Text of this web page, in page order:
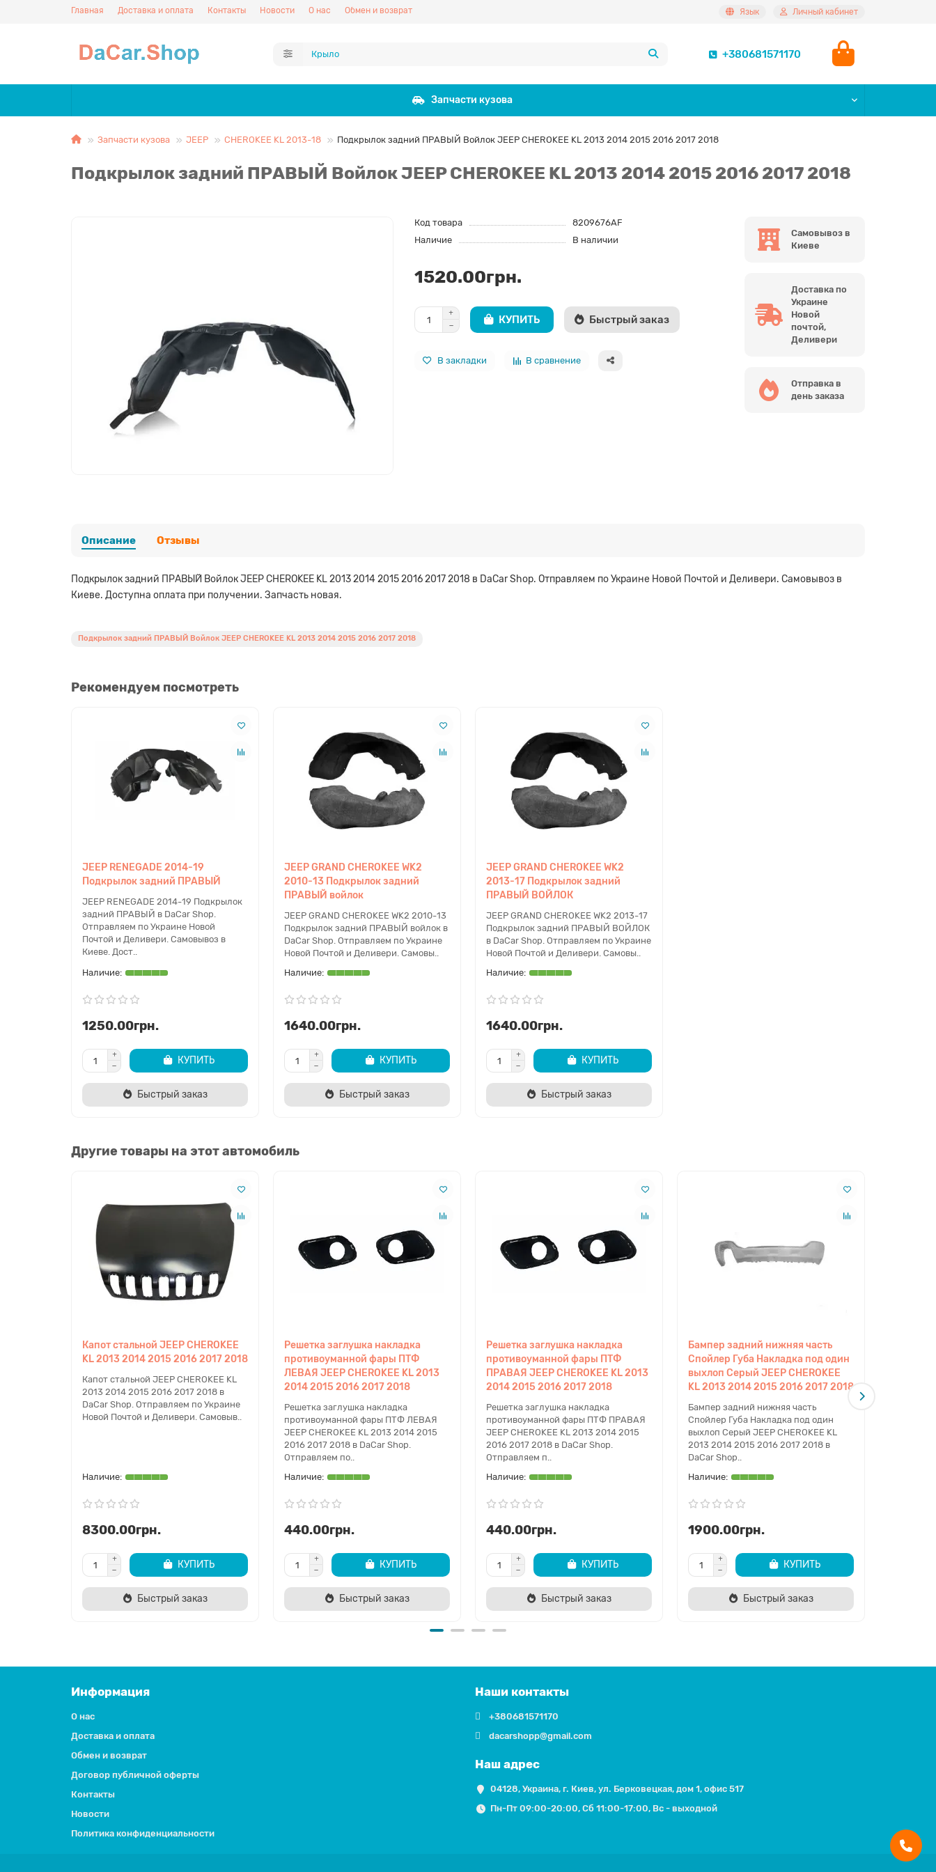
Главная Доставка и оплата Контакты Новости О нас Обмен и возврат Язык Личный кабинет
+380681571170
Запчасти кузова
Запчасти кузова JEEP CHEROKEE KL 2013-18 Подкрылок задний ПРАВЫЙ Войлок JEEP CHEROKEE KL 2013 2014 2015 2016 2017 2018
Подкрылок задний ПРАВЫЙ Войлок JEEP CHEROKEE KL 2013 2014 2015 2016 2017 2018
Код товара
8209676AF
Наличие
В наличии
1520.00грн.
КУПИТЬ Быстрый заказ
В закладки В сравнение
Самовывоз в
Киеве
Доставка по
Украине
Новой
почтой,
Деливери
Отправка в
день заказа
Описание Отзывы
Подкрылок задний ПРАВЫЙ Войлок JEEP CHEROKEE KL 2013 2014 2015 2016 2017 2018 в DaCar Shop. Отправляем по Украине Новой Почтой и Деливери. Самовывоз в
Киеве. Доступна оплата при получении. Запчасть новая.
Подкрылок задний ПРАВЫЙ Войлок JEEP CHEROKEE KL 2013 2014 2015 2016 2017 2018
Рекомендуем посмотреть
JEEP RENEGADE 2014-19
Подкрылок задний ПРАВЫЙ
JEEP RENEGADE 2014-19 Подкрылок
задний ПРАВЫЙ в DaCar Shop.
Отправляем по Украине Новой
Почтой и Деливери. Самовывоз в
Киеве. Дост..
1250.00грн.
КУПИТЬ
Быстрый заказ
JEEP GRAND CHEROKEE WK2
2010-13 Подкрылок задний
ПРАВЫЙ войлок
JEEP GRAND CHEROKEE WK2 2010-13
Подкрылок задний ПРАВЫЙ войлок в
DaCar Shop. Отправляем по Украине
Новой Почтой и Деливери. Самовы..
1640.00грн.
КУПИТЬ
Быстрый заказ
JEEP GRAND CHEROKEE WK2
2013-17 Подкрылок задний
ПРАВЫЙ ВОЙЛОК
JEEP GRAND CHEROKEE WK2 2013-17
Подкрылок задний ПРАВЫЙ ВОЙЛОК
в DaCar Shop. Отправляем по Украине
Новой Почтой и Деливери. Самовы..
1640.00грн.
КУПИТЬ
Быстрый заказ
Другие товары на этот автомобиль
Капот стальной JEEP CHEROKEE
KL 2013 2014 2015 2016 2017 2018
Капот стальной JEEP CHEROKEE KL
2013 2014 2015 2016 2017 2018 в
DaCar Shop. Отправляем по Украине
Новой Почтой и Деливери. Самовыв..
8300.00грн.
КУПИТЬ
Быстрый заказ
Решетка заглушка накладка
противоуманной фары ПТФ
ЛЕВАЯ JEEP CHEROKEE KL 2013
2014 2015 2016 2017 2018
Решетка заглушка накладка
противоуманной фары ПТФ ЛЕВАЯ
JEEP CHEROKEE KL 2013 2014 2015
2016 2017 2018 в DaCar Shop.
Отправляем по..
440.00грн.
КУПИТЬ
Быстрый заказ
Решетка заглушка накладка
противоуманной фары ПТФ
ПРАВАЯ JEEP CHEROKEE KL 2013
2014 2015 2016 2017 2018
Решетка заглушка накладка
противоуманной фары ПТФ ПРАВАЯ
JEEP CHEROKEE KL 2013 2014 2015
2016 2017 2018 в DaCar Shop.
Отправляем п..
440.00грн.
КУПИТЬ
Быстрый заказ
Бампер задний нижняя часть
Спойлер Губа Накладка под один
выхлоп Серый JEEP CHEROKEE
KL 2013 2014 2015 2016 2017 2018
Бампер задний нижняя часть
Спойлер Губа Накладка под один
выхлоп Серый JEEP CHEROKEE KL
2013 2014 2015 2016 2017 2018 в
DaCar Shop..
1900.00грн.
КУПИТЬ
Быстрый заказ
Информация
О нас
Доставка и оплата
Обмен и возврат
Договор публичной оферты
Контакты
Новости
Политика конфиденциальности
Наши контакты
+380681571170
dacarshopp@gmail.com
Наш адрес
04128, Украина, г. Киев, ул. Берковецкая, дом 1, офис 517
Пн-Пт 09:00-20:00, Сб 11:00-17:00, Вс - выходной